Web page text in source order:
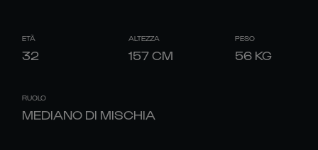
ETÀ
32
ALTEZZA
157CM
PESO
56 KG
RUOLO
MEDIANO DI MISCHIA